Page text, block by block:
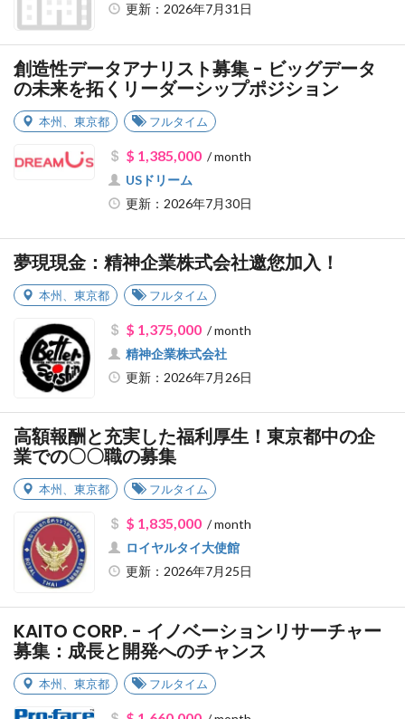
更新：2026年7月31日
創造性データアナリスト募集 - ビッグデータ
の未来を拓くリーダーシップポジション
本州 東京都 フルタイム
$ 1,385,000/ month
USドリーム
更新：2026年7月30日
夢現現金：精神企業株式会社邀您加入！
本州 東京都 フルタイム
$ 1,375,000/ month
精神企業株式会社
更新：2026年7月26日
高額報酬と充実した福利厚生！東京都中の企
業での〇〇職の募集
本州 東京都 フルタイム
$ 1,835,000/ month
ロイヤルタイ大使館
更新：2026年7月25日
KAITO CORP. - イノベーションリサーチャー
募集：成長と開発へのチャンス
本州 東京都 フルタイム